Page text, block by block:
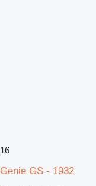
16
Genie GS - 1932